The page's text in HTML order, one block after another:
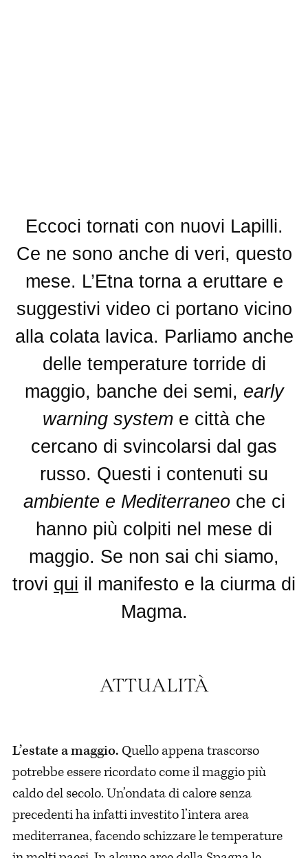
Eccoci tornati con nuovi Lapilli.
Ce ne sono anche di veri, questo
mese. L’Etna torna a eruttare e
suggestivi video ci portano vicino
alla colata lavica. Parliamo anche
delle temperature torride di
maggio, banche dei semi, early
warning system e città che
cercano di svincolarsi dal gas
russo. Questi i contenuti su
ambiente e Mediterraneoche ci
hanno più colpiti nel mese di
maggio. Se non sai chi siamo,
trovi qui il manifesto e la ciurma di
Magma.
L’estate a maggio. Quello appena trascorso
potrebbe essere ricordato come il maggio più
caldo del secolo. Un’ondata di calore senza
precedenti ha infatti investito l’intera area
mediterranea, facendo schizzare le temperature